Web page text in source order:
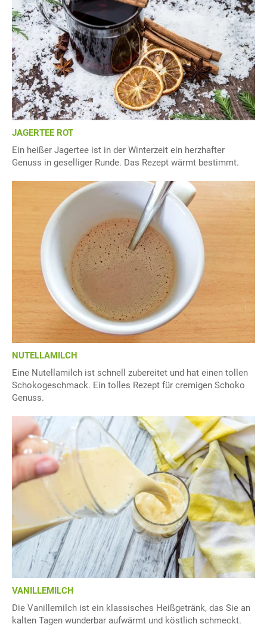
JAGERTEE ROT
Ein heißer Jagertee ist in der Winterzeit ein herzhafter
Genuss in geselliger Runde. Das Rezept wärmt bestimmt.
NUTELLAMILCH
Eine Nutellamilch ist schnell zubereitet und hat einen tollen
Schokogeschmack. Ein tolles Rezept für cremigen Schoko
Genuss.
VANILLEMILCH
Die Vanillemilch ist ein klassisches Heißgetränk, das Sie an
kalten Tagen wunderbar aufwärmt und köstlich schmeckt.